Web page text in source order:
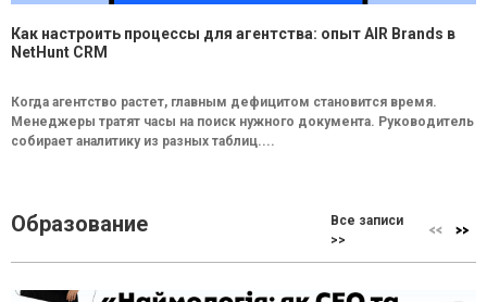
Как настроить процессы для агентства: опыт AIR Brands в
NetHunt CRM
Когда агентство растет, главным дефицитом становится время.
Менеджеры тратят часы на поиск нужного документа. Руководитель
собирает аналитику из разных таблиц....
Образование
Все записи
>>